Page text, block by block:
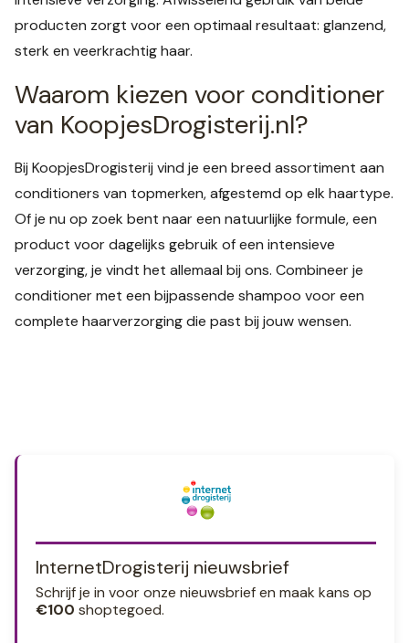
producten zorgt voor een optimaal resultaat: glanzend,
sterk en veerkrachtig haar.
Waarom kiezen voor conditioner
van KoopjesDrogisterij.nl?
Bij KoopjesDrogisterij vind je een breed assortiment aan
conditioners van topmerken, afgestemd op elk haartype.
Of je nu op zoek bent naar een natuurlijke formule, een
product voor dagelijks gebruik of een intensieve
verzorging, je vindt het allemaal bij ons. Combineer je
conditioner met een bijpassende shampoo voor een
complete haarverzorging die past bij jouw wensen.
InternetDrogisterij nieuwsbrief
Schrijf je in voor onze nieuwsbrief en maak kans op
€100 shoptegoed.